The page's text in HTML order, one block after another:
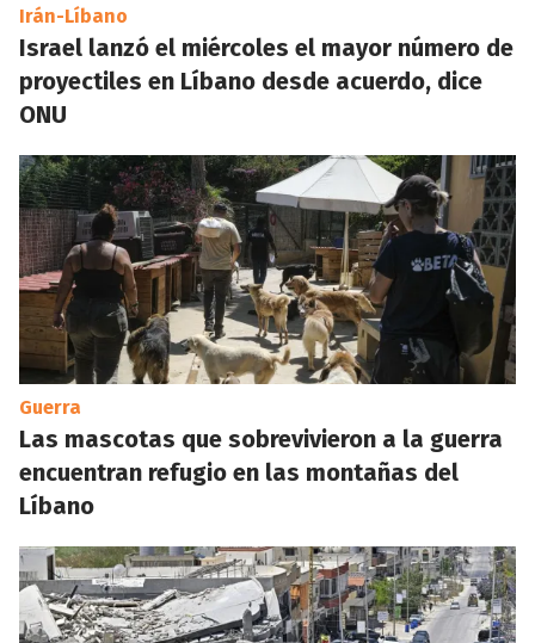
Irán-Líbano
Israel lanzó el miércoles el mayor número de
proyectiles en Líbano desde acuerdo, dice
ONU
Guerra
Las mascotas que sobrevivieron a la guerra
encuentran refugio en las montañas del
Líbano